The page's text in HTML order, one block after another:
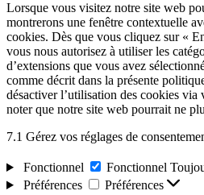
Lorsque vous visitez notre site web
montrerons une fenêtre contextuelle
cookies. Dès que vous cliquez sur «
vous nous autorisez à utiliser les
d’extensions que vous avez
comme décrit dans la présente
désactiver l’utilisation des cookies
noter que notre site web pourrait ne
7.1 Gérez vos réglages de
Fonctionnel Fonctionnel
Préférences
Préférences